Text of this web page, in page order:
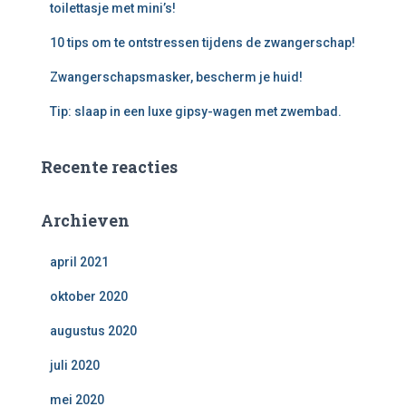
toilettasje met mini’s!
10 tips om te ontstressen tijdens de zwangerschap!
Zwangerschapsmasker, bescherm je huid!
Tip: slaap in een luxe gipsy-wagen met zwembad.
Recente reacties
Archieven
april 2021
oktober 2020
augustus 2020
juli 2020
mei 2020